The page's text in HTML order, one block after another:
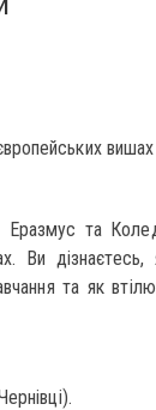
та
Ви дізнаєтесь,
та як